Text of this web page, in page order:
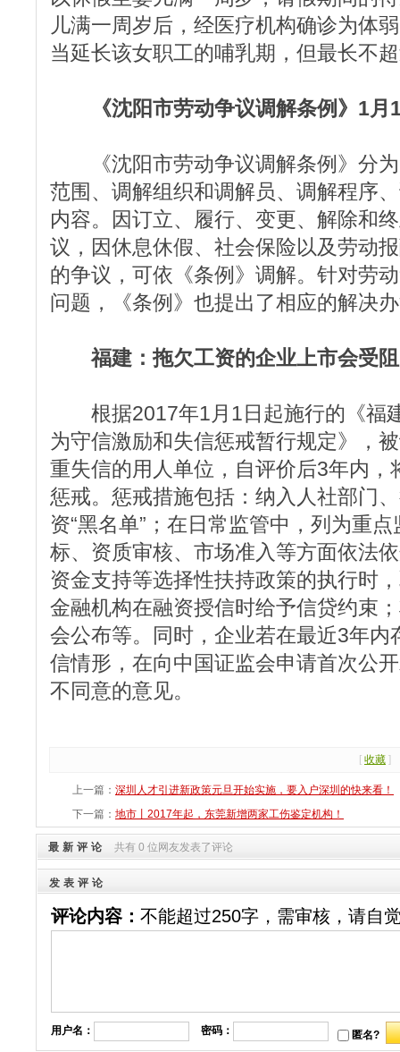
儿满一周岁后，经医疗机构确诊为体
当延长该女职工的哺乳期，但最长不
《沈阳市劳动争议调解条例》1月
《沈阳市劳动争议调解条例》分为
范围、调解组织和调解员、调解程序
内容。因订立、履行、变更、解除和
议，因休息休假、社会保险以及劳动
的争议，可依《条例》调解。针对劳
问题，《条例》也提出了相应的解决
福建：拖欠工资的企业上市会受阻
根据2017年1月1日起施行的《福
为守信激励和失信惩戒暂行规定》，
重失信的用人单位，自评价后3年内，
惩戒。惩戒措施包括：纳入人社部门
资“黑名单”；在日常监管中，列为重
标、资质审核、市场准入等方面依法
资金支持等选择性扶持政策的执行时
金融机构在融资授信时给予信贷约束
会公布等。同时，企业若在最近3年内
信情形，在向中国证监会申请首次公
不同意的意见。
[ 收藏 ]
上一篇： 深圳人才引进新政策元旦开始实施，要入户深圳的快来看！
下一篇： 地市丨2017年起，东莞新增两家工伤鉴定机构！
最新评论 共有 0 位网友发表了评论
发表评论
评论内容： 不能超过250字，需审核，请自
用户名： 密码： 匿名?